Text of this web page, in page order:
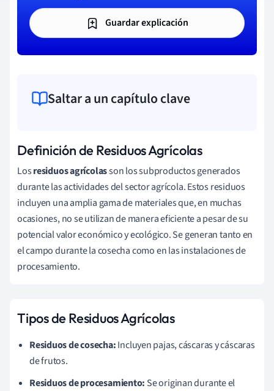
Guardar explicación
Saltar a un capítulo clave
Definición de Residuos Agrícolas
Losresiduos agrícolasson los subproductos generados
durante las actividades del sector agrícola. Estos residuos
incluyen una amplia gama de materiales que, en muchas
ocasiones, no se utilizan de manera eficiente a pesar de su
potencial valor económico y ecológico. Se generan tanto en
el campo durante la cosecha como en las instalaciones de
procesamiento.
Tipos de Residuos Agrícolas
Residuos de cosecha:Incluyen pajas, cáscaras y cáscaras
de frutos.
Residuos de procesamiento: Se originan durante el